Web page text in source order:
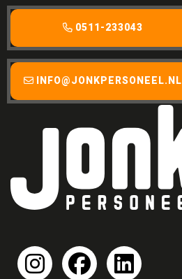
0511-233043
INFO@JONKPERSONEEL.NL